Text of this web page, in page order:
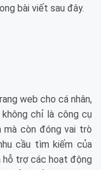
bài viết sau đây.
web cho cá nhân,
chỉ là công cụ
mà còn đóng vai trò
cầu tìm kiếm của
hỗ trợ các hoạt động